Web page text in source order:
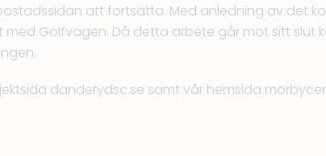
att fortsätta. Med anledning av det
Golfvägen. Då detta arbete går mot sitt slut
danderydsc.se samt vår hemsida